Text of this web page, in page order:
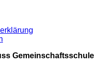
Gemeinschaftsschule